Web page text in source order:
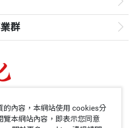
群
的內容，本網站使用 cookies分
覽本網站內容，即表示您同意